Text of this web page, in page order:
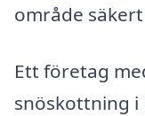
område
Ett företag
snöskottning i